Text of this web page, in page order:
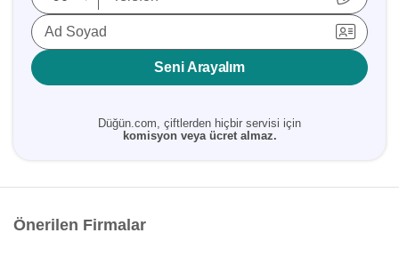
Ad Soyad
Seni Arayalım
Düğün.com, çiftlerden hiçbir servisi için
komisyon veya ücret almaz.
Önerilen Firmalar